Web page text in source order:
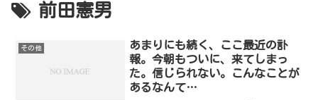
前田憲男
その他
あまりにも続く、ここ最近の訃
報。今朝もついに、来てしまっ
た。信じられない。こんなことが
あるなんて…